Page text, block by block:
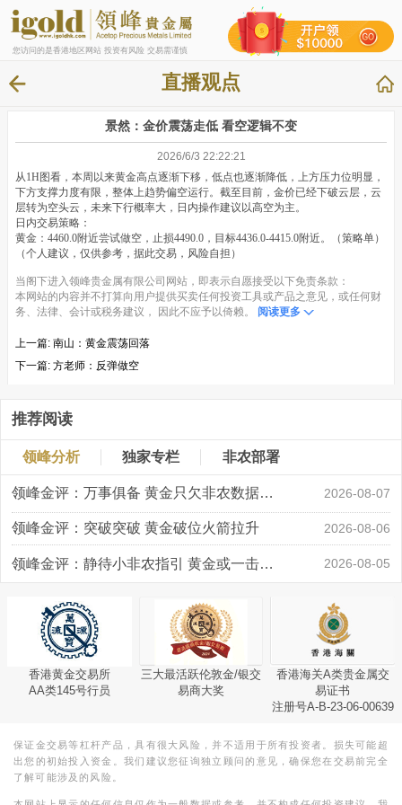
您访问的是香港地区网站 投资有风险 交易需谨慎
直播观点
景然：金价震荡走低 看空逻辑不变
2026/6/3 22:22:21
从1H图看，本周以来黄金高点逐渐下移，低点也逐渐降低，上方压力位明显，
下方支撑力度有限，整体上趋势偏空运行。截至目前，金价已经下破云层，云
层转为空头云，未来下行概率大，日内操作建议以高空为主。
日内交易策略：
黄金：4460.0附近尝试做空，止损4490.0，目标4436.0-4415.0附近。（策略单）
（个人建议，仅供参考，据此交易，风险自担）
当阁下进入领峰贵金属有限公司网站，即表示自愿接受以下免责条款：
本网站的内容并不打算向用户提供买卖任何投资工具或产品之意见，或任何财
务、法律、会计或税务建议， 因此不应予以倚赖。
阅读更多
上一篇: 南山：黄金震荡回落
下一篇: 方老师：反弹做空
推荐阅读
领峰分析 独家专栏 非农部署
领峰金评：万事俱备 黄金只欠非农数据“东风” 2026-08-07
领峰金评：突破突破 黄金破位火箭拉升 2026-08-06
领峰金评：静待小非农指引 黄金或一击破局 2026-08-05
香港黄金交易所
AA类145号行员
三大最活跃伦敦金/银交
易商大奖
香港海关A类贵金属交
易证书
注册号A-B-23-06-00639
保证金交易等杠杆产品，具有很大风险，并不适用于所有投资者。损失可能超
出您的初始投入资金。我们建议您征询独立顾问的意见，确保您在交易前完全
了解可能涉及的风险。